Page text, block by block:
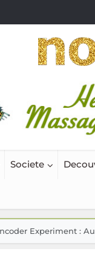
Societe
Experiment :
vues // Nc : 135
par mois où il est